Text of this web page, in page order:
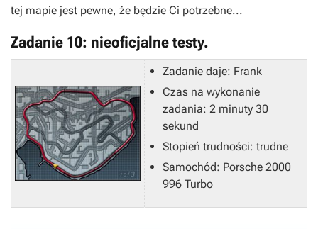
tej mapie jest pewne, że będzie Ci potrzebne...
Zadanie 10: nieoficjalne testy.
Zadanie daje: Frank
Czas na wykonanie
zadania: 2 minuty 30
sekund
Stopień trudności: trudne
Samochód: Porsche 2000
996 Turbo